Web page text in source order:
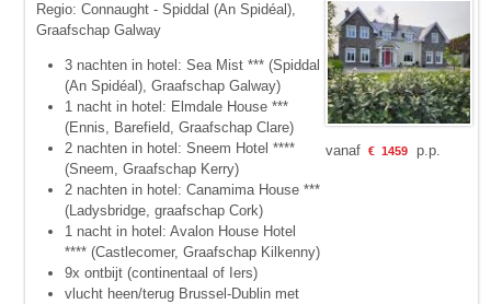
Regio: Connaught - Spiddal (An Spidéal),
Graafschap Galway
3 nachten in hotel: Sea Mist *** (Spiddal
(An Spidéal), Graafschap Galway)
1 nacht in hotel: Elmdale House ***
(Ennis, Barefield, Graafschap Clare)
2 nachten in hotel: Sneem Hotel ****
(Sneem, Graafschap Kerry)
2 nachten in hotel: Canamima House ***
(Ladysbridge, graafschap Cork)
1 nacht in hotel: Avalon House Hotel
**** (Castlecomer, Graafschap Kilkenny)
9x ontbijt (continentaal of Iers)
vlucht heen/terug Brussel-Dublin met
vanaf € 1459p.p.